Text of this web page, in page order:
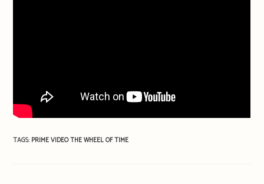
TAGS: PRIME VIDEOTHE WHEEL OF TIME